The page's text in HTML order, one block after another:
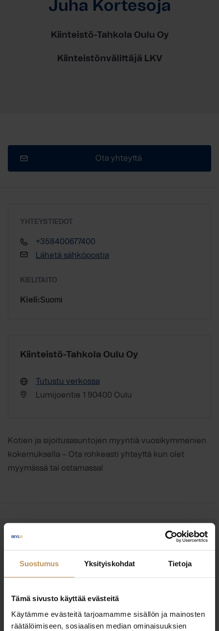
Suostumus Yksityiskohdat Tietoja
Tämä sivusto käyttää evästeitä
Käytämme evästeitä tarjoamamme sisällön ja mainosten
räätälöimiseen, sosiaalisen median ominaisuuksien
Juha Kortesoja
Kiinteistö-Tahkola Oulu Oy
Kiinteistönvälittäjä LKV
Ota yhteyttä
YHTEYSTIEDOT
+358400677400
Lähetä sähköpostia
KIELITAITO
Kieli:Suomi
Kiinteistö-Tahkola Oulu Oy
Tutustu verkossa
Lumijoentie 1 90400 Oulu
Kotien ja sijoitusasuntojen myyntiä vuosikymmenien
kokemuksella – Ota rohkeasti yhteyttä kun olet
myymässä tai ostamassa!
asuntoasioissa?
Jätä yhteystietosi, niin otan yhteyttä